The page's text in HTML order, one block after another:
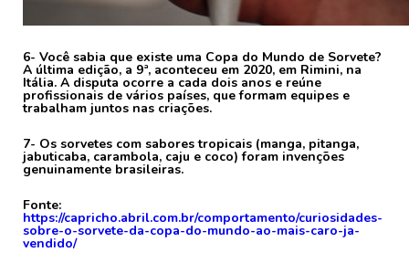
6- Você sabia que existe uma Copa do Mundo de Sorvete?
A última edição, a 9ª, aconteceu em 2020, em Rimini, na
Itália. A disputa ocorre a cada dois anos e reúne
profissionais de vários países, que formam equipes e
trabalham juntos nas criações.
7- Os sorvetes com sabores tropicais (manga, pitanga,
jabuticaba, carambola, caju e coco) foram invenções
genuinamente brasileiras.
Fonte:
https://capricho.abril.com.br/comportamento/curiosidades-
sobre-o-sorvete-da-copa-do-mundo-ao-mais-caro-ja-
vendido/